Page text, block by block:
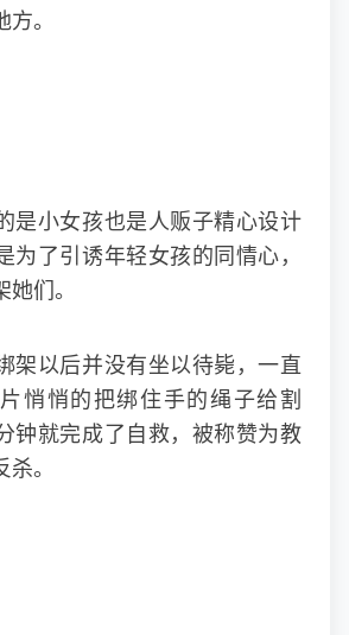
。
是小女孩也是人贩子精心设计
为了引诱年轻女孩的同情心，
们。
架以后并没有坐以待毙，一直
悄悄的把绑住手的绳子给割
钟就完成了自救，被称赞为教
。